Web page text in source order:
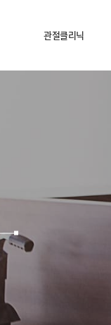
관절클리닉